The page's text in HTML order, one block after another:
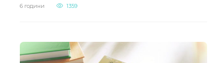
6 години 1359